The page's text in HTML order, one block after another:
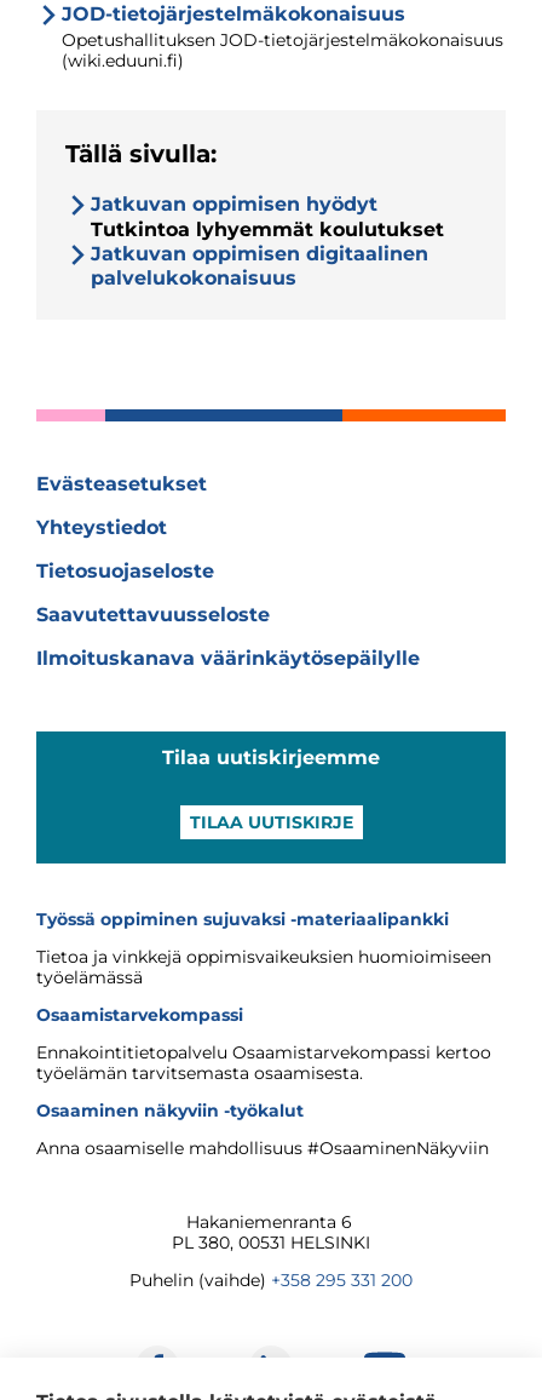
JOD-tietojärjestelmäkokonaisuus
Opetushallituksen JOD-tietojärjestelmäkokonaisuus
(wiki.eduuni.fi)
Tällä sivulla:
Jatkuvan oppimisen hyödyt
Tutkintoa lyhyemmät koulutukset
Jatkuvan oppimisen digitaalinen
palvelukokonaisuus
Evästeasetukset
Yhteystiedot
Tietosuojaseloste
Saavutettavuusseloste
Ilmoituskanava väärinkäytösepäilylle
Tilaa uutiskirjeemme
TILAA UUTISKIRJE
Työssä oppiminen sujuvaksi -materiaalipankki
Tietoa ja vinkkejä oppimisvaikeuksien huomioimiseen
työelämässä
Osaamistarvekompassi
Ennakointitietopalvelu Osaamistarvekompassi kertoo
työelämän tarvitsemasta osaamisesta.
Osaaminen näkyviin -työkalut
Anna osaamiselle mahdollisuus #OsaaminenNäkyviin
Hakaniemenranta 6
PL 380, 00531 HELSINKI
Puhelin (vaihde) +358 295 331 200